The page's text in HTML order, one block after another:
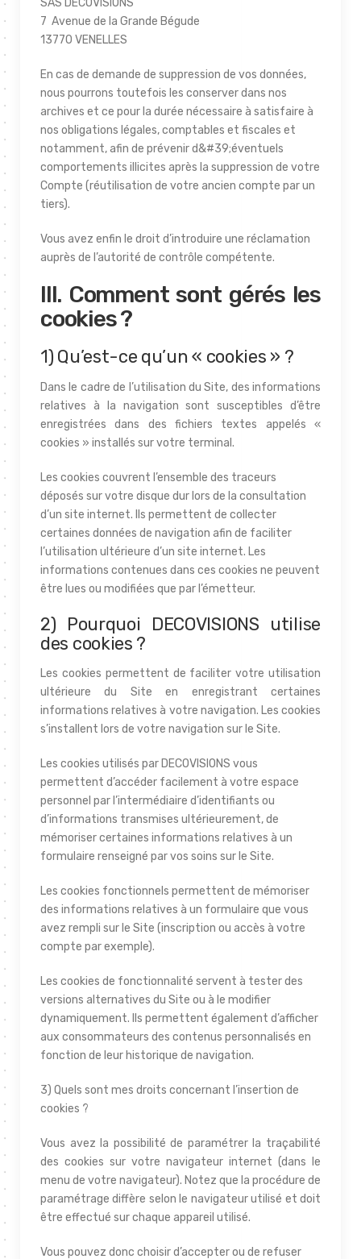
SAS DECOVISIONS
7 Avenue de la Grande Bégude
13770 VENELLES
En cas de demande de suppression de vos données,
nous pourrons toutefois les conserver dans nos
archives et ce pour la durée nécessaire à satisfaire à
nos obligations légales, comptables et fiscales et
notamment, afin de prévenir d&#39;éventuels
comportements illicites après la suppression de votre
Compte (réutilisation de votre ancien compte par un
tiers).
Vous avez enfin le droit d’introduire une réclamation
auprès de l’autorité de contrôle compétente.
III. Comment sont gérés les
cookies ?
1) Qu’est-ce qu’un « cookies » ?
Dans le cadre de l’utilisation du Site, des informations
relatives à la navigation sont susceptibles d’être
enregistrées dans des fichiers textes appelés «
cookies » installés sur votre terminal.
Les cookies couvrent l’ensemble des traceurs
déposés sur votre disque dur lors de la consultation
d’un site internet. Ils permettent de collecter
certaines données de navigation afin de faciliter
l’utilisation ultérieure d’un site internet. Les
informations contenues dans ces cookies ne peuvent
être lues ou modifiées que par l’émetteur.
2) Pourquoi DECOVISIONS utilise
des cookies ?
Les cookies permettent de faciliter votre utilisation
ultérieure du Site en enregistrant certaines
informations relatives à votre navigation. Les cookies
s’installent lors de votre navigation sur le Site.
Les cookies utilisés par DECOVISIONS vous
permettent d’accéder facilement à votre espace
personnel par l’intermédiaire d’identifiants ou
d’informations transmises ultérieurement, de
mémoriser certaines informations relatives à un
formulaire renseigné par vos soins sur le Site.
Les cookies fonctionnels permettent de mémoriser
des informations relatives à un formulaire que vous
avez rempli sur le Site (inscription ou accès à votre
compte par exemple).
Les cookies de fonctionnalité servent à tester des
versions alternatives du Site ou à le modifier
dynamiquement. Ils permettent également d’afficher
aux consommateurs des contenus personnalisés en
fonction de leur historique de navigation.
3) Quels sont mes droits concernant l’insertion de
cookies ?
Vous avez la possibilité de paramétrer la traçabilité
des cookies sur votre navigateur internet (dans le
menu de votre navigateur). Notez que la procédure de
paramétrage diffère selon le navigateur utilisé et doit
être effectué sur chaque appareil utilisé.
Vous pouvez donc choisir d’accepter ou de refuser